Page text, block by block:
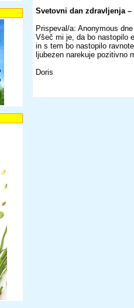
Svetovni dan zdravljenja –
Prispeval/a: Anonymous
Všeč mi je, da bo nastopilo
in s tem bo nastopilo
ljubezen narekuje pozitivno
Doris